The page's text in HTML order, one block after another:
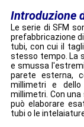
Introduzione
Le serie di SFM
prefabbricazione
tubi, con cui il
stesso tempo. La
e smussa
parete esterna,
millimetri e
millimetri. Con
può elaborare
tubi o le